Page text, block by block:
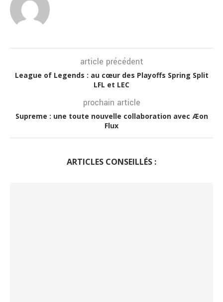
article précédent
League of Legends : au cœur des Playoffs Spring Split
LFL et LEC
prochain article
Supreme : une toute nouvelle collaboration avec Æon
Flux
ARTICLES CONSEILLÉS :